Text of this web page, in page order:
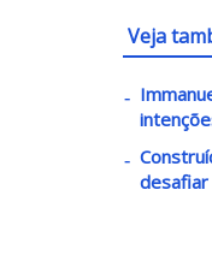
Veja
desafiar